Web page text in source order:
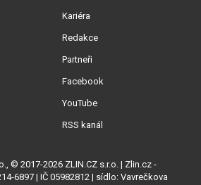
Kariéra
Redakce
Partneři
Facebook
YouTube
RSS kanál
© 2017-2026 ZLIN.CZ s.r.o. | Zlin.cz -
6897 | IČ 05982812 | sídlo: Vavrečkova